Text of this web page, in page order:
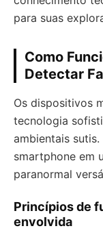
para suas
Como
Detectar
Os dispositivos
tecnologia
ambientais
smartphone em
paranormal
Princípios de
envolvida